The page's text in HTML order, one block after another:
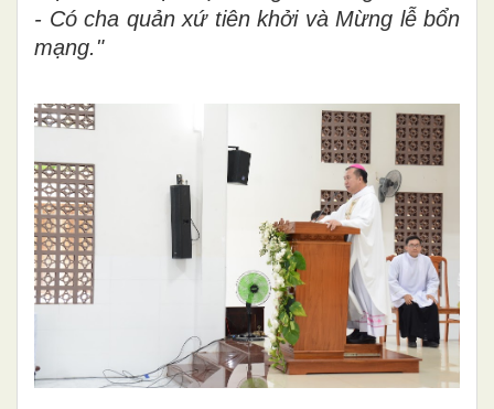
- Có cha quản xứ tiên khởi và Mừng lễ bổn
mạng."